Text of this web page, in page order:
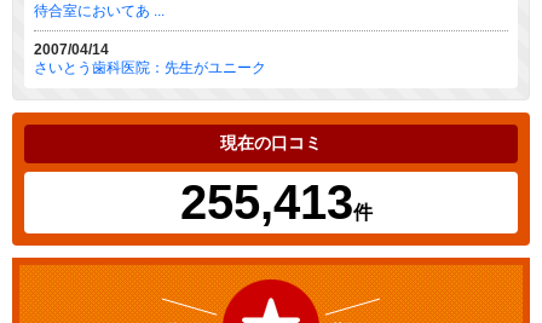
待合室においてあ ...
2007/04/14
さいとう歯科医院：先生がユニーク
現在の口コミ
255,413件